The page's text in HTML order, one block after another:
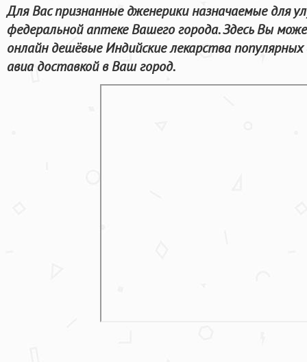
Для Вас признанные дженерики назначаемые для
федеральной аптеке Вашего города. Здесь Вы
онлайн дешёвые Индийские лекарства
авиа доставкой в Ваш город.